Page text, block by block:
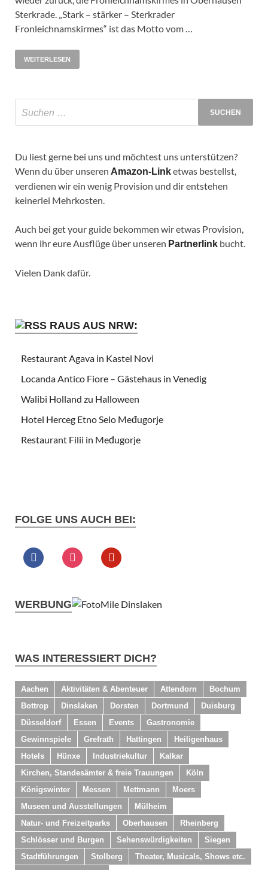
Sterkrade. „Stark – stärker – Sterkrader
Fronleichnamskirmes“ ist das Motto vom …
WEITERLESEN
Du liest gerne bei uns und möchtest uns unterstützen?
Wenn du über unseren Amazon-Linketwas bestellst,
verdienen wir ein wenig Provision und dir entstehen
keinerlei Mehrkosten.
Auch bei get your guide bekommen wir etwas Provision,
wenn ihr eure Ausflüge über unseren Partnerlink bucht.
Vielen Dank dafür.
RAUS AUS NRW:
Restaurant Agava in Kastel Novi
Locanda Antico Fiore – Gästehaus in Venedig
Walibi Holland zu Halloween
Hotel Herceg Etno Selo Međugorje
Restaurant Filii in Međugorje
FOLGE UNS AUCH BEI:
WERBUNG
WAS INTERESSIERT DICH?
Aachen Aktivitäten & Abenteuer Attendorn
Bochum
Bottrop
Dinslaken Dorsten Dortmund
Duisburg
Düsseldorf
Essen Events
Gastronomie
Gewinnspiele
Grefrath Hattingen
Heiligenhaus
Hotels
Hünxe Industriekultur
Kalkar
Kirchen, Standesämter & freie Trauungen
Köln
Königswinter
Messen Mettmann
Moers
Museen und Ausstellungen
Mülheim
Natur- und Freizeitparks
Oberhausen
Rheinberg
Schlösser und Burgen
Sehenswürdigkeiten
Siegen
Stadtführungen
Stolberg
Theater, Musicals, Shows etc.